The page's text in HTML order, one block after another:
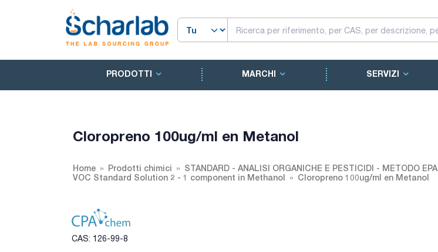
PRODOTTI MARCHI SERVIZI
Cloropreno 100ug/ml en Metanol
Home Prodotti chimici
STANDARD - ANALISI ORGANICHE E PESTICIDI - METODO EPA
VOC Standard Solution 2 - 1 component in Methanol
Cloropreno 100ug/ml en Metanol
CAS: 126-99-8